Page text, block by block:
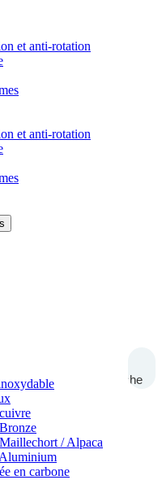
et anti-rotation
et anti-rotation
Recherche
/ Alpaca
en carbone